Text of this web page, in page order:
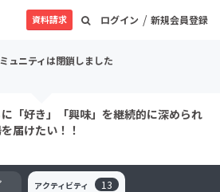
ログイン / 新規会員登録
資料請求
ュニティは閉鎖しました
「好き」「興味」を継続的に深められ
届けたい！！
アクティビティ 13